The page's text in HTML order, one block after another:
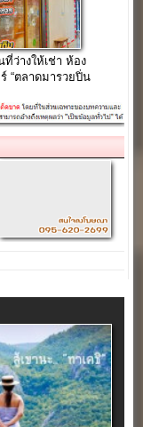
ที่ว่างให้เช่า ห้อง
“ตลาดมารวยปิ่น